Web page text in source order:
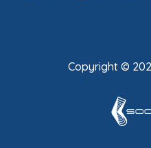
Copyright ©